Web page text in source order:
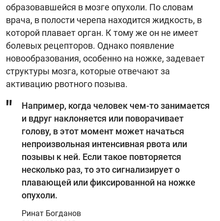
образовавшейся в мозге опухоли. По словам
врача, в полости черепа находится жидкость, в
которой плавает орган. К тому же он не имеет
болевых рецепторов. Однако появление
новообразования, особенно на ножке, задевает
структуры мозга, которые отвечают за
активацию рвотного позыва.
Например, когда человек чем-то занимается
и вдруг наклоняется или поворачивает
голову, в этот момент может начаться
непроизвольная интенсивная рвота или
позывы к ней. Если такое повторяется
несколько раз, то это сигнализирует о
плавающей или фиксированной на ножке
опухоли.
Ринат Богданов